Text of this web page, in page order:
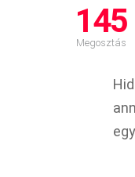
145
Megosztás